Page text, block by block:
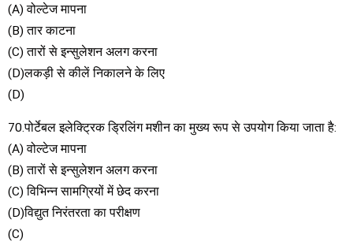
(A) वोल्टेज मापना
(B) तार काटना
(C) तारों से इन्सुलेशन अलग करना
(D)लकड़ी से कीलें निकालने के लिए
(D)
70.पोर्टेबल इलेक्ट्रिक ड्रिलिंग मशीन का मुख्य रूप से उपयोग किया जाता है:
(A) वोल्टेज मापना
(B) तारों से इन्सुलेशन अलग करना
(C) विभिन्न सामग्रियों में छेद करना
(D)विद्युत निरंतरता का परीक्षण
(C)